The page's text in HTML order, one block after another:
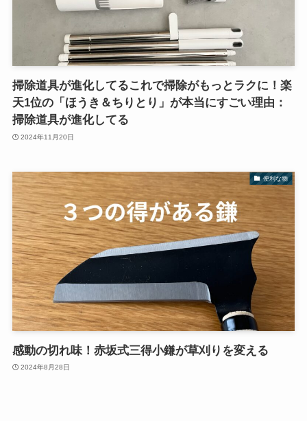
掃除道具が進化してるこれで掃除がもっとラクに！楽
天1位の「ほうき＆ちりとり」が本当にすごい理由：
掃除道具が進化してる
2024年11月20日
便利な物
感動の切れ味！赤坂式三得小鎌が草刈りを変える
2024年8月28日